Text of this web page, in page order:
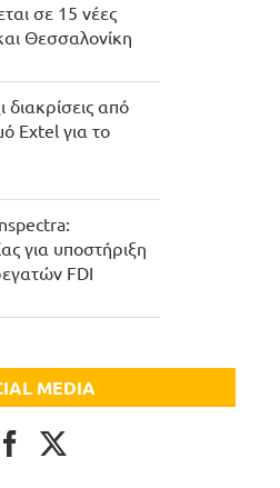
σε 15 νέες
Θεσσαλονίκη
από
Extel για το
για υποστήριξη
FDI
MEDIA